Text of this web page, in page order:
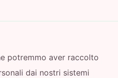
potremmo aver raccolto
dai nostri sistemi